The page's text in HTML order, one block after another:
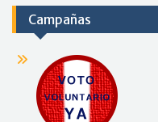
Campañas